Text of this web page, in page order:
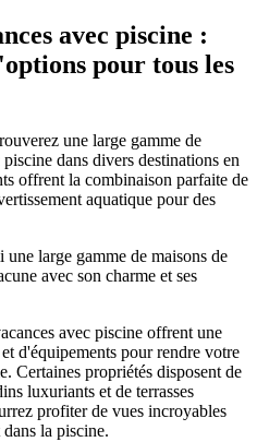
avec piscine :
pour tous les
une large gamme de
dans divers destinations en
offrent la combinaison parfaite de
aquatique pour des
large gamme de maisons de
avec son charme et ses
avec piscine offrent une
d'équipements pour rendre votre
Certaines propriétés disposent de
luxuriants et de terrasses
profiter de vues incroyables
la piscine.